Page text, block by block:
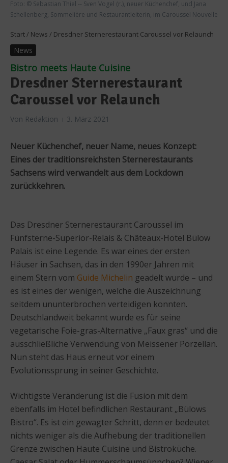
Foto: © Sebastian Thiel -- Sven Vogel (r.), neuer Küchenchef, und Jana
Schellenberg, Sommelière und Restaurantleiterin, im Caroussel Nouvelle
Start / News / Dresdner Sternerestaurant Caroussel vor Relaunch
News
Bistro meets Haute Cuisine
Dresdner Sternerestaurant
Caroussel vor Relaunch
Von Redaktion 3. März 2021
Neuer Küchenchef, neuer Name, neues Konzept:
Eines der traditionsreichsten Sternerestaurants
Sachsens wird verwandelt aus dem Lockdown
zurückkehren.
Das Dresdner Sternerestaurant Caroussel im
Fünfsterne-Superior-Relais & Châteaux-Hotel Bülow
Palais ist eine Legende. Es war eines der ersten
Häuser in Sachsen, das in den 1990er Jahren mit
einem Stern vom Guide Michelin geadelt wurde – und
es ist eines der wenigen, welche die Auszeichnung
seitdem ununterbrochen verteidigen konnten.
Deutschlandweit bekannt wurde es für seine
vegetarische Foie-gras-Alternative „Faux gras“ und die
ausschließliche Verwendung von Meissener Porzellan.
Nun steht das Haus erneut vor einem
Evolutionssprung in seiner Geschichte.
Wichtigste Veränderung ist die Fusion mit dem
ebenfalls im Hotel befindlichen Restaurant „Bülows
Bistro“. Es ist ein gewagter Schritt, denn er bedeutet
nichts weniger als die Aufhebung der traditionellen
Grenze zwischen Haute Cuisine und Bistroküche.